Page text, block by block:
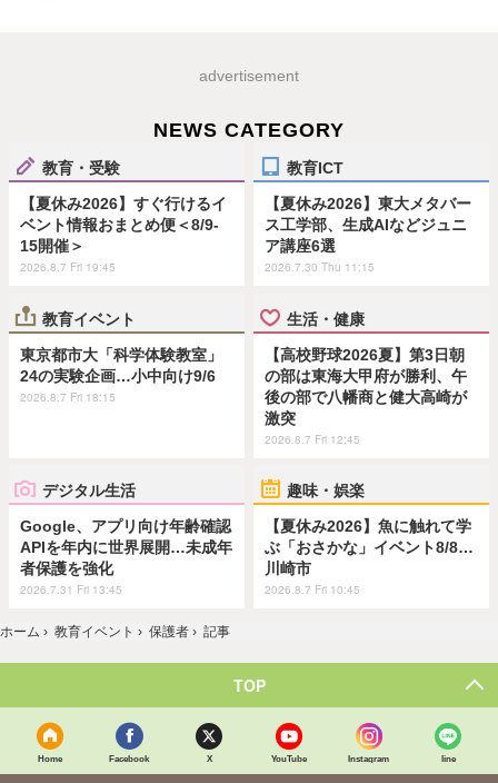
advertisement
NEWS CATEGORY
教育・受験
【夏休み2026】すぐ行けるイ
ベント情報おまとめ便＜8/9-
15開催＞
2026.8.7 Fri 19:45
教育ICT
【夏休み2026】東大メタバー
ス工学部、生成AIなどジュニ
ア講座6選
2026.7.30 Thu 11:15
教育イベント
東京都市大「科学体験教室」
24の実験企画…小中向け9/6
2026.8.7 Fri 18:15
生活・健康
【高校野球2026夏】第3日朝
の部は東海大甲府が勝利、午
後の部で八幡商と健大高崎が
激突
2026.8.7 Fri 12:45
デジタル生活
Google、アプリ向け年齢確認
APIを年内に世界展開…未成年
者保護を強化
2026.7.31 Fri 13:45
趣味・娯楽
【夏休み2026】魚に触れて学
ぶ「おさかな」イベント8/8…
川崎市
2026.8.7 Fri 10:45
ホーム › 教育イベント › 保護者 › 記事
TOP
Home Facebook X YouTube Instagram line